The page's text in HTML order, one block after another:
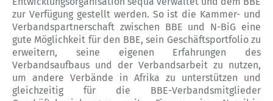
zur Verfügung gestellt werden. So ist die Kammer- und
Verbandspartnerschaft zwischen BBE und N-BiG eine
gute Möglichkeit für den BBE, sein Geschäftsportfolio zu
erweitern, seine eigenen Erfahrungen des
Verbandsaufbaus und der Verbandsarbeit zu nutzen,
um andere Verbände in Afrika zu unterstützen und
gleichzeitig für die BBE-Verbandsmitglieder